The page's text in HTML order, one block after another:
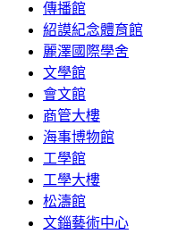
傳播館
紹謨紀念體育館
麗澤國際學舍
文學館
會文館
商管大樓
海事博物館
工學館
工學大樓
松濤館
文錙藝術中心